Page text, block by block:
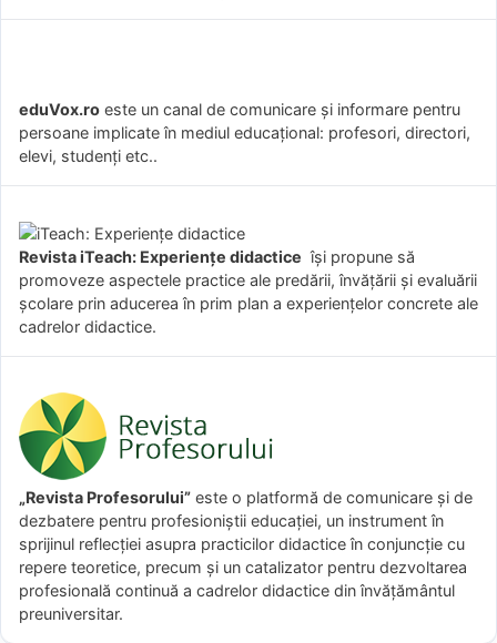
eduVox.ro este un canal de comunicare și informare pentru
persoane implicate în mediul educațional: profesori, directori,
elevi, studenți etc..
Revista iTeach: Experienţe didactice îşi propune să
promoveze aspectele practice ale predării, învăţării şi evaluării
şcolare prin aducerea în prim plan a experienţelor concrete ale
cadrelor didactice.
„Revista Profesorului” este o platformă de comunicare și de
dezbatere pentru profesioniștii educației, un instrument în
sprijinul reflecției asupra practicilor didactice în conjuncție cu
repere teoretice, precum și un catalizator pentru dezvoltarea
profesională continuă a cadrelor didactice din învățământul
preuniversitar.